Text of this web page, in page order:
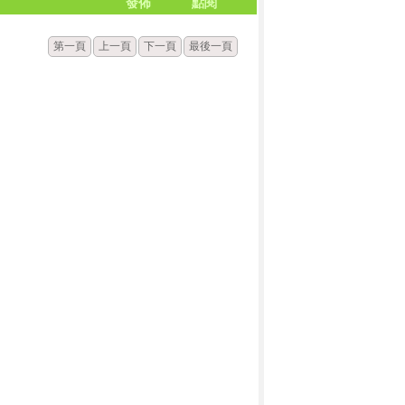
第一頁 上一頁 下一頁 最後一頁